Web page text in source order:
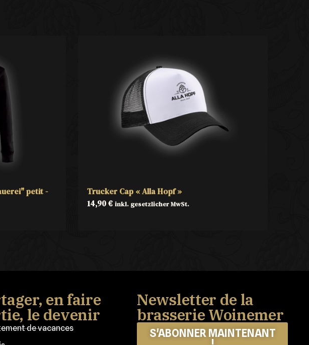
petit -
Trucker Cap « Alla Hopf »
14,90€ inkl. gesetzlicher MwSt.
en faire
le devenir
de vacances
Newsletter de la
brasserie Woinemer
S'ABONNER MAINTENANT